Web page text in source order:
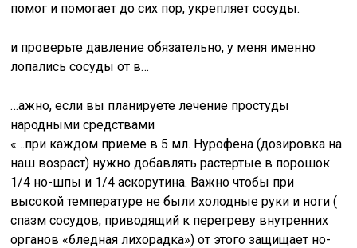
помог и помогает до сих пор, укрепляет сосуды.
и проверьте давление обязательно, у меня именно
лопались сосуды от в…
…ажно, если вы планируете лечение простуды
народными средствами
«…при каждом приеме в 5 мл. Нурофена (дозировка на
наш возраст) нужно добавлять растертые в порошок
1/4 но-шпы и 1/4 аскорутина. Важно чтобы при
высокой температуре не были холодные руки и ноги (
спазм сосудов, приводящий к перегреву внутренних
органов «бледная лихорадка») от этого защищает но-